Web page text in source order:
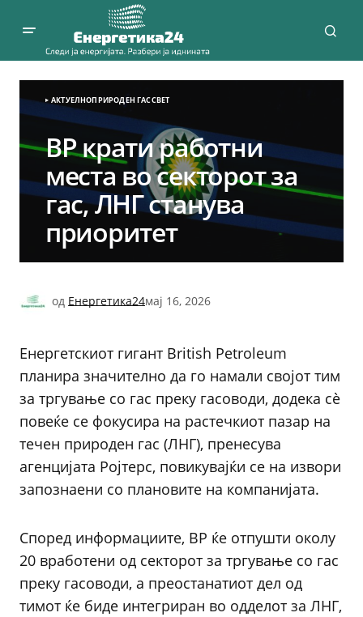
АКТУЕЛНОПРИРОДЕН ГАССВЕТ
BP крати работни
места во секторот за
гас, ЛНГ станува
приоритет
од Енергетика24мај 16, 2026
Енергетскиот гигант British Petroleum
планира значително да го намали својот тим
за тргување со гас преку гасоводи, додека сè
повеќе се фокусира на растечкиот пазар на
течен природен гас (ЛНГ), пренесува
агенцијата Ројтерс, повикувајќи се на извори
запознаени со плановите на компанијата.
Според информациите, BP ќе отпушти околу
20 вработени од секторот за тргување со гас
преку гасоводи, а преостанатиот дел од
тимот ќе биде интегриран во одделот за ЛНГ,